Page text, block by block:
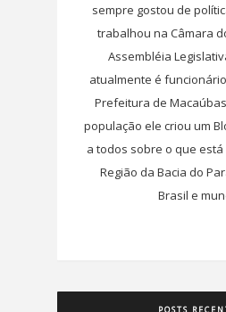
sempre gostou de
trabalhou na Câmara
Assembléia
atualmente é
Prefeitura de
população ele criou um
a todos sobre o que
Região da Bacia do
Brasil e
POSTS